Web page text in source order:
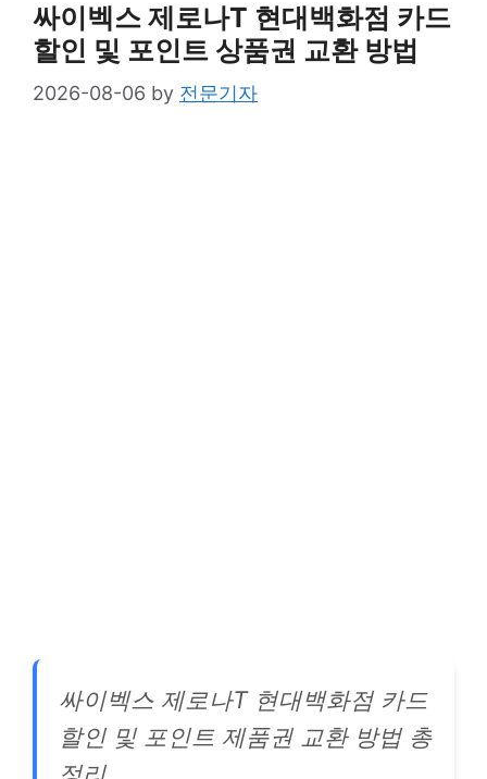
싸이벡스 제로나T 현대백화점 카드
할인 및 포인트 상품권 교환 방법
2026-08-06 by 전문기자
싸이벡스 제로나T 현대백화점 카드
할인 및 포인트 제품권 교환 방법 총